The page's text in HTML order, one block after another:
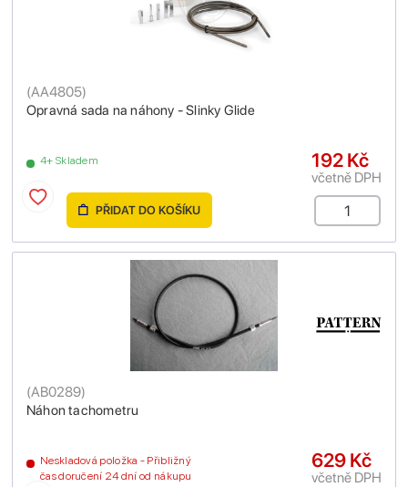
Opravná sada na náhony - Slinky Glide
(AA4805)
4+ Skladem 192 Kč
včetně DPH
PŘIDAT DO KOŠÍKU
Náhon tachometru
(AB0289)
Neskladová položka - Přibližný
čas doručení 24 dní od nákupu
629 Kč
včetně DPH